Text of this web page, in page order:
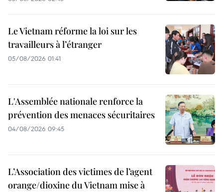
Le Vietnam réforme la loi sur les
travailleurs à l’étranger
05/08/2026 01:41
L'Assemblée nationale renforce la
prévention des menaces sécuritaires
04/08/2026 09:45
L’Association des victimes de l’agent
orange/dioxine du Vietnam mise à